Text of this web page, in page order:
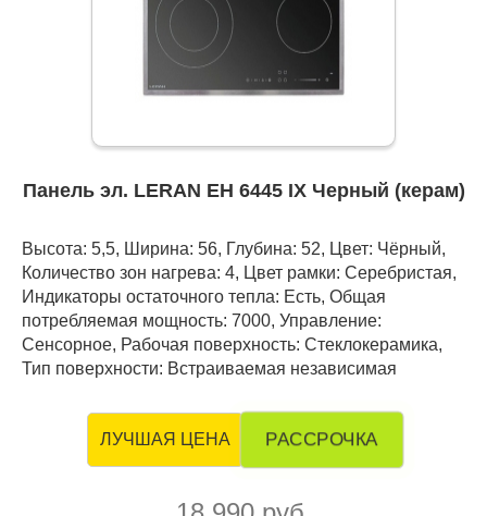
Панель эл. LERAN EH 6445 IX Черный (керам)
Высота: 5,5, Ширина: 56, Глубина: 52, Цвет: Чёрный,
Количество зон нагрева: 4, Цвет рамки: Серебристая,
Индикаторы остаточного тепла: Есть, Общая
потребляемая мощность: 7000, Управление:
Сенсорное, Рабочая поверхность: Стеклокерамика,
Тип поверхности: Встраиваемая независимая
ЛУЧШАЯ ЦЕНА РАССРОЧКА